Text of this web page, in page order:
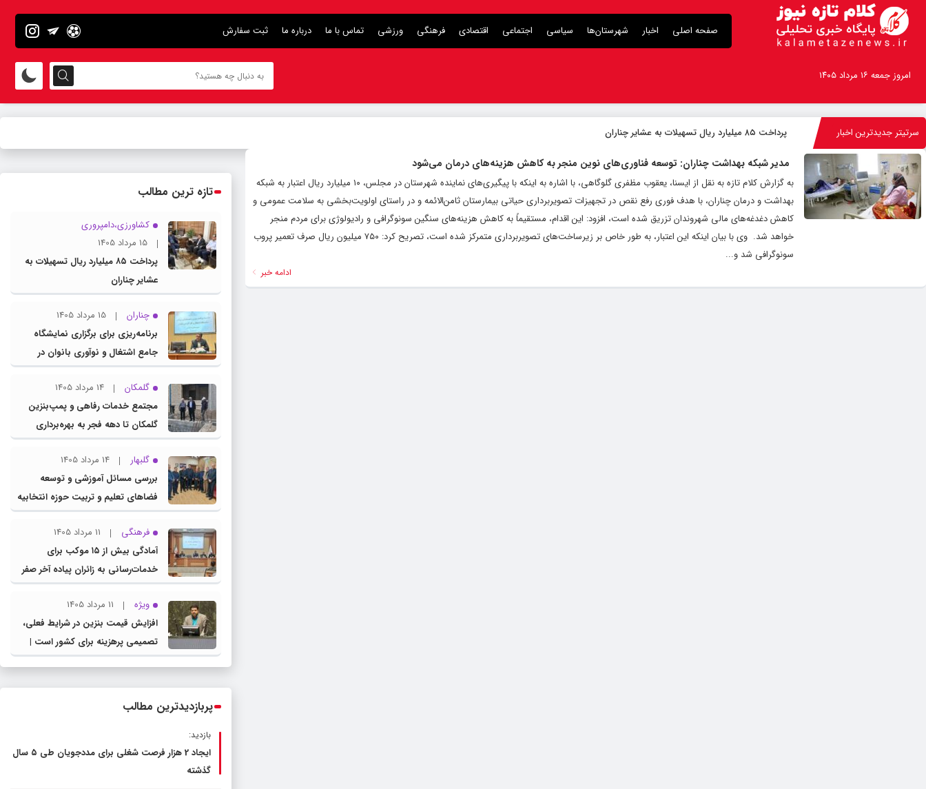
صفحه اصلی اخبار شهرستان‌ها سیاسی اجتماعی اقتصادی فرهنگی ورزشی تماس با ما درباره ما ثبت سفارش
امروز جمعه ۱۶ مرداد ۱۴۰۵
سرتیتر جدیدترین اخبار پرداخت ۸۵ میلیارد ریال تسهیلات به عشایر چناران
مدیر شبکه بهداشت چناران: توسعه فناوری‌های نوین منجر به کاهش هزینه‌های درمان می‌شود
به گزارش کلام تازه به نقل از ایسنا، یعقوب مظفری گلوگاهی، با اشاره به اینکه با پیگیری‌های نماینده شهرستان در مجلس، ۱۰ میلیارد ریال اعتبار به شبکه
بهداشت و درمان چناران، با هدف فوری رفع نقص در تجهیزات تصویربرداری حیاتی بیمارستان ثامن‌الائمه و در راستای اولویت‌بخشی به سلامت عمومی و
کاهش دغدغه‌های مالی شهروندان تزریق شده است، افزود: این اقدام، مستقیماً به کاهش هزینه‌های سنگین سونوگرافی و رادیولوژی برای مردم منجر
خواهد شد. ‌ وی با بیان اینکه این اعتبار، به طور خاص بر زیرساخت‌های تصویربرداری متمرکز شده است، تصریح کرد: ۷۵۰ میلیون ریال صرف تعمیر پروب
سونوگرافی شد و...
ادامه خبر
تازه ترین مطالب
کشاورزی،دامپروری
15 مرداد 1405
پرداخت ۸۵ میلیارد ریال تسهیلات به
عشایر چناران
چناران
15 مرداد 1405
برنامه‌ریزی برای برگزاری نمایشگاه
جامع اشتغال و نوآوری بانوان در
چناران
گلمکان
14 مرداد 1405
مجتمع خدمات رفاهی و پمپ‌بنزین
گلمکان تا دهه فجر به بهره‌برداری
می‌رسد
گلبهار
14 مرداد 1405
بررسی مسائل آموزشی و توسعه
فضاهای تعلیم و تربیت حوزه انتخابیه
در نشست مشترک عضو کمیسیون
آموزش مجلس با مدیرکل آموزش و
پرورش خراسان رضوی
فرهنگی
11 مرداد 1405
آمادگی بیش از ۱۵ موکب برای
خدمات‌رسانی به زائران پیاده آخر صفر
در شهرستان چناران
ویژه
11 مرداد 1405
افزایش قیمت بنزین در شرایط فعلی،
تصمیمی پرهزینه برای کشور است |
دولت، قاچاق سوخت و عوامل اصلی
پربازدیدترین مطالب
بازدید:
ایجاد 2 هزار فرصت شغلی برای مددجویان طی ۵ سال
گذشته